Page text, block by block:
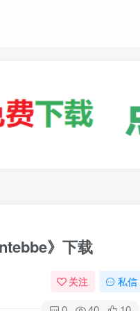
》下载
关注 私信